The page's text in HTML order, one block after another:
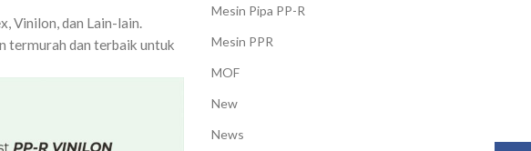
Vinilon, dan Lain-lain.
termurah dan terbaik untuk
Mesin Pipa PP-R
Mesin PPR
MOF
New
News